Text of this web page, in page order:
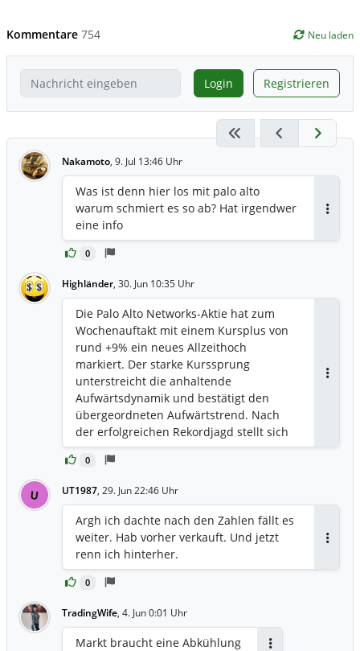
Kommentare 754 Neu laden
Login Registrieren
Nakamoto, 9. Jul 13:46 Uhr
0
Was ist denn hier los mit palo alto
warum schmiert es so ab? Hat irgendwer
eine info
Highländer, 30. Jun 10:35 Uhr
0
Die Palo Alto Networks-Aktie hat zum
Wochenauftakt mit einem Kursplus von
rund +9% ein neues Allzeithoch
markiert. Der starke Kurssprung
unterstreicht die anhaltende
Aufwärtsdynamik und bestätigt den
übergeordneten Aufwärtstrend. Nach
der erfolgreichen Rekordjagd stellt sich
nun die Frage, ob die Rallye weiter an
Fahrt gewinnt oder ob zunächst
Entscheidend wird sein, ob die Aktie das
Ausbruchsniveau nachhaltig verteidigen
kann. Wie es für den Kurs der Aktie
weitergehen könnte, zeigt die folgende
Chartanalyse.
https://www.finanznachrichten.de/nachri
networks-aktie-mit-9-zum-neuen-
allzeithoch-486.htm
U UT1987, 29. Jun 22:46 Uhr
0
Argh ich dachte nach den Zahlen fällt es
weiter. Hab vorher verkauft. Und jetzt
renn ich hinterher.
TradingWife, 4. Jun 0:01 Uhr
Markt braucht eine Abkühlung